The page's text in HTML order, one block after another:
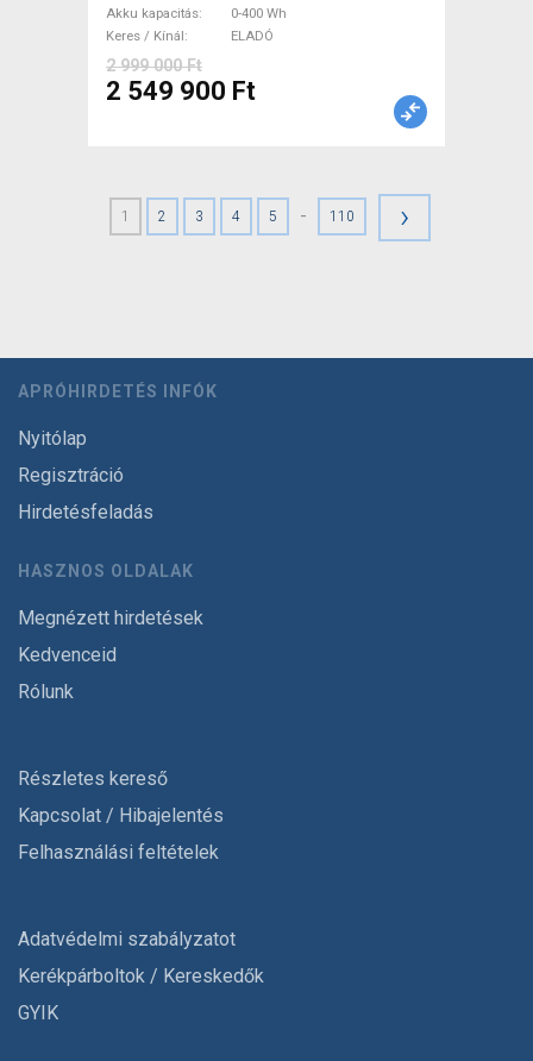
Akku kapacitás
0-400 Wh
Keres / Kínál
ELADÓ
2 999 000 Ft
2 549 900 Ft
1 2 3 4 5 - 110 ›
APRÓHIRDETÉS INFÓK
Nyitólap
Regisztráció
Hirdetésfeladás
HASZNOS OLDALAK
Megnézett hirdetések
Kedvenceid
Rólunk
Részletes kereső
Kapcsolat / Hibajelentés
Felhasználási feltételek
Adatvédelmi szabályzatot
Kerékpárboltok / Kereskedők
GYIK